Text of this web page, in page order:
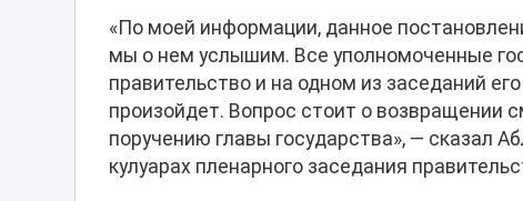
«По моей информации, данное
мы о нем услышим. Все уполномоченные
правительство и на одном из заседаний
произойдет. Вопрос стоит о возвращении
поручению главы государства», — сказал
кулуарах пленарного заседания